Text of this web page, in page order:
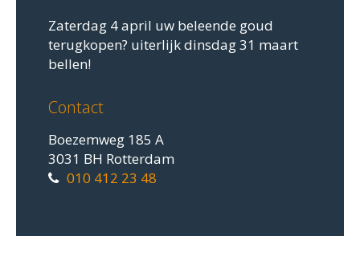
Zaterdag 4 april uw beleende goud
terugkopen? uiterlijk dinsdag 31 maart
bellen!
Contact
Boezemweg 185 A
3031 BH Rotterdam
010 412 23 48